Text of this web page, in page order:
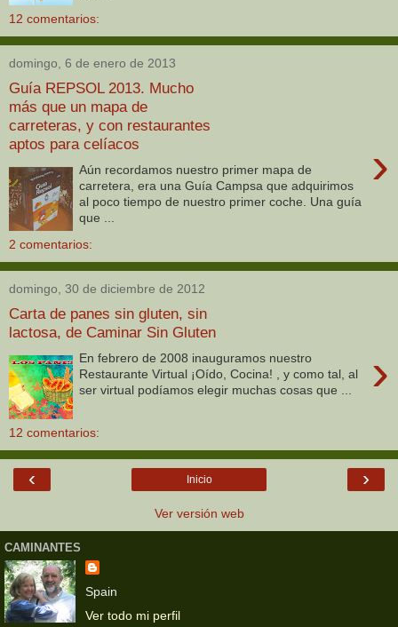
12 comentarios:
domingo, 6 de enero de 2013
Guía REPSOL 2013. Mucho
más que un mapa de
carreteras, y con restaurantes
aptos para celíacos
›
Aún recordamos nuestro primer mapa de
carretera, era una Guía Campsa que adquirimos
al poco tiempo de nuestro primer coche. Una guía
que ...
2 comentarios:
domingo, 30 de diciembre de 2012
Carta de panes sin gluten, sin
lactosa, de Caminar Sin Gluten
›
En febrero de 2008 inauguramos nuestro
Restaurante Virtual ¡Oído, Cocina! , y como tal, al
ser virtual podíamos elegir muchas cosas que ...
12 comentarios:
‹ ›
Inicio
Ver versión web
CAMINANTES
Spain
Ver todo mi perfil